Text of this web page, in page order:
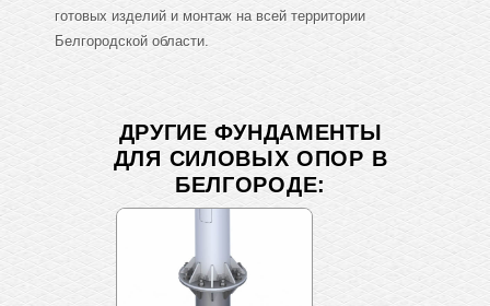
готовых изделий и монтаж на всей территории
Белгородской области.
ДРУГИЕ ФУНДАМЕНТЫ
ДЛЯ СИЛОВЫХ ОПОР В
БЕЛГОРОДЕ: